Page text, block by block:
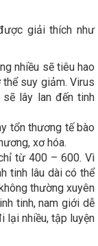
giải thích như
nhiều sẽ tiêu hao
suy giảm. Virus
lây lan đến tinh
tổn thương tế bào
xơ hóa.
từ 400 – 600. Vì
tinh lâu dài có thể
thường xuyên
tinh, nam giới dễ
lại nhiều, tập luyện